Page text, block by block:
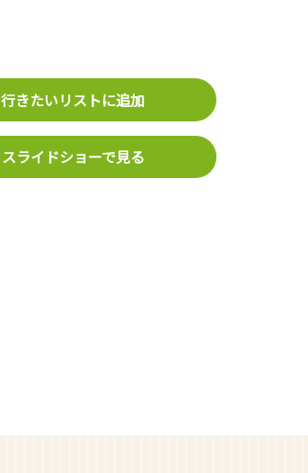
行きたいリストに追加
スライドショーで見る